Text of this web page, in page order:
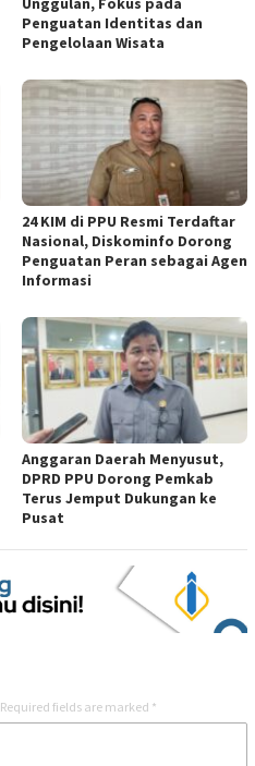
Penguatan Identitas dan
Pengelolaan Wisata
24 KIM di PPU Resmi Terdaftar
Nasional, Diskominfo Dorong
Penguatan Peran sebagai Agen
Informasi
Anggaran Daerah Menyusut,
DPRD PPU Dorong Pemkab
Terus Jemput Dukungan ke
Pusat
Required fields are marked *